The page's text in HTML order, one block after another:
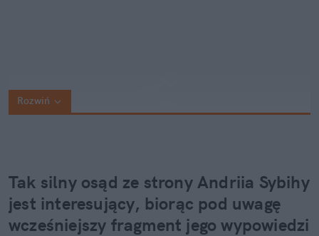
Rozwiń
Tak silny osąd ze strony Andriia Sybihy
jest interesujący, biorąc pod uwagę
wcześniejszy fragment jego wypowiedzi